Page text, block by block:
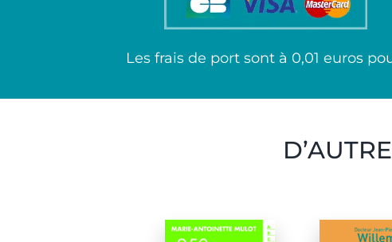
Les frais de port sont à 0,01 euros